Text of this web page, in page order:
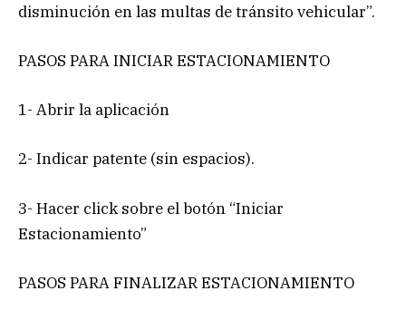
disminución en las multas de tránsito vehicular”.
PASOS PARA INICIAR ESTACIONAMIENTO
1- Abrir la aplicación
2- Indicar patente (sin espacios).
3- Hacer click sobre el botón “Iniciar
Estacionamiento”
PASOS PARA FINALIZAR ESTACIONAMIENTO